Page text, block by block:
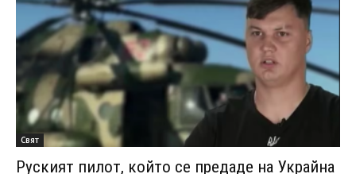
Свят
Руският пилот, който се предаде на Украйна